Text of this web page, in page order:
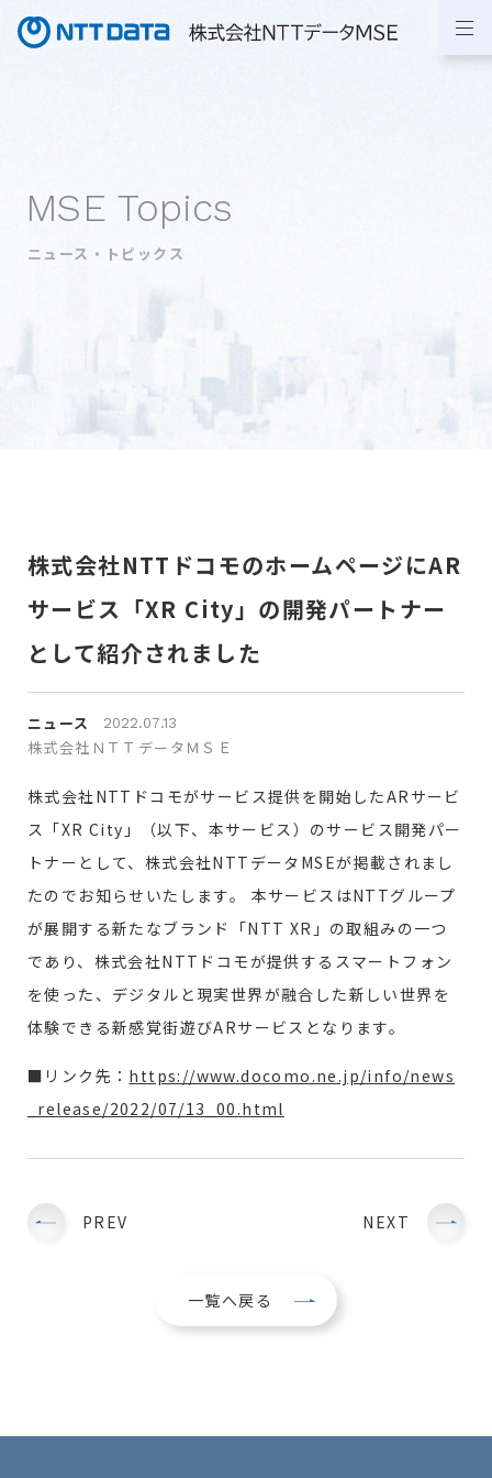
MSE Topics
ニュース・トピックス
株式会社NTTドコモのホームページにAR
サービス「XR City」の開発パートナー
として紹介されました
ニュース 2022.07.13
株式会社ＮＴＴデータＭＳＥ
株式会社NTTドコモがサービス提供を開始したARサービ
ス「XR City」（以下、本サービス）のサービス開発パー
トナーとして、株式会社NTTデータMSEが掲載されまし
たのでお知らせいたします。 本サービスはNTTグループ
が展開する新たなブランド「NTT XR」の取組みの一つ
であり、株式会社NTTドコモが提供するスマートフォン
を使った、デジタルと現実世界が融合した新しい世界を
体験できる新感覚街遊びARサービスとなります。
■リンク先： https://www.docomo.ne.jp/info/news
_release/2022/07/13_00.html
PREV NEXT
一覧へ戻る